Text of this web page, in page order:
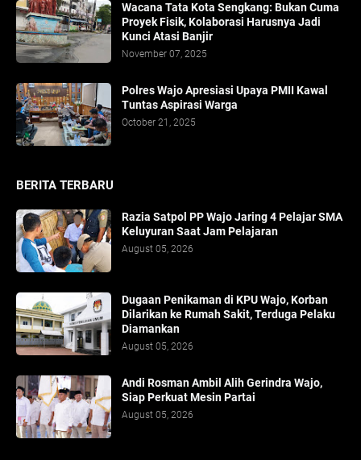
​Wacana Tata Kota Sengkang: Bukan Cuma
Proyek Fisik, Kolaborasi Harusnya Jadi
Kunci Atasi Banjir
November 07, 2025
Polres Wajo Apresiasi Upaya PMII Kawal
Tuntas Aspirasi Warga
October 21, 2025
BERITA TERBARU
Razia Satpol PP Wajo Jaring 4 Pelajar SMA
Keluyuran Saat Jam Pelajaran
August 05, 2026
Dugaan Penikaman di KPU Wajo, Korban
Dilarikan ke Rumah Sakit, Terduga Pelaku
Diamankan
August 05, 2026
Andi Rosman Ambil Alih Gerindra Wajo,
Siap Perkuat Mesin Partai
August 05, 2026